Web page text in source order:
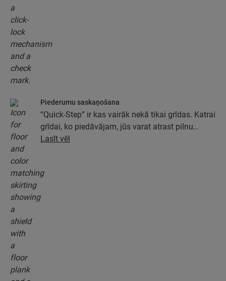
Piederumu saskaņošana
“Quick-Step” ir kas vairāk nekā tikai grīdas. Katrai
grīdai, ko piedāvājam, jūs varat atrast pilnu
piederumu kolekciju, tostarp pamatus, apdares
Lasīt vēl